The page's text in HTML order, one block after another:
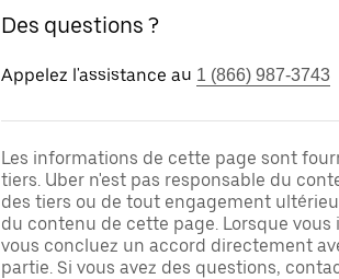
Des questions ?
Appelez l'assistance au 1 (866) 987-3743
Les informations de cette page sont
tiers. Uber n'est pas responsable du
des tiers ou de tout engagement
du contenu de cette page. Lorsque
vous concluez un accord directement
partie. Si vous avez des questions,